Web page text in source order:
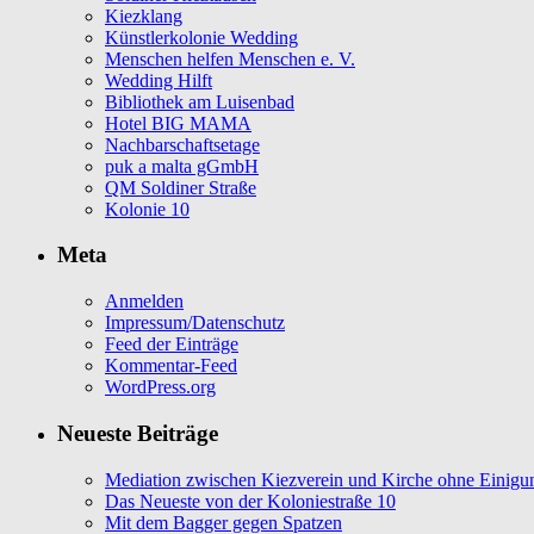
Kiezklang
Künstlerkolonie Wedding
Menschen helfen Menschen e. V.
Wedding Hilft
Bibliothek am Luisenbad
Hotel BIG MAMA
Nachbarschaftsetage
puk a malta gGmbH
QM Soldiner Straße
Kolonie 10
Meta
Anmelden
Impressum/Datenschutz
Feed der Einträge
Kommentar-Feed
WordPress.org
Neueste Beiträge
Mediation zwischen Kiezverein und Kirche ohne
Das Neueste von der Koloniestraße 10
Mit dem Bagger gegen Spatzen